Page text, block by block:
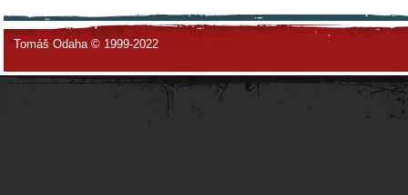
Tomáš Odaha © 1999-2022